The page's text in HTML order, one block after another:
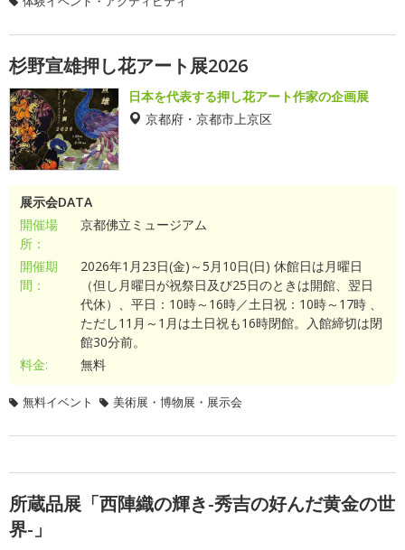
杉野宣雄押し花アート展2026
日本を代表する押し花アート作家の企画展
京都府・京都市上京区
展示会DATA
開催場
所：
京都佛立ミュージアム
開催期
間：
2026年1月23日(金)～5月10日(日) 休館日は月曜日
（但し月曜日が祝祭日及び25日のときは開館、翌日
代休）、平日：10時～16時／土日祝：10時～17時 、
ただし11月～1月は土日祝も16時閉館。入館締切は閉
館30分前。
料金:
無料
無料イベント 美術展・博物展・展示会
所蔵品展「西陣織の輝き-秀吉の好んだ黄金の世
界-」